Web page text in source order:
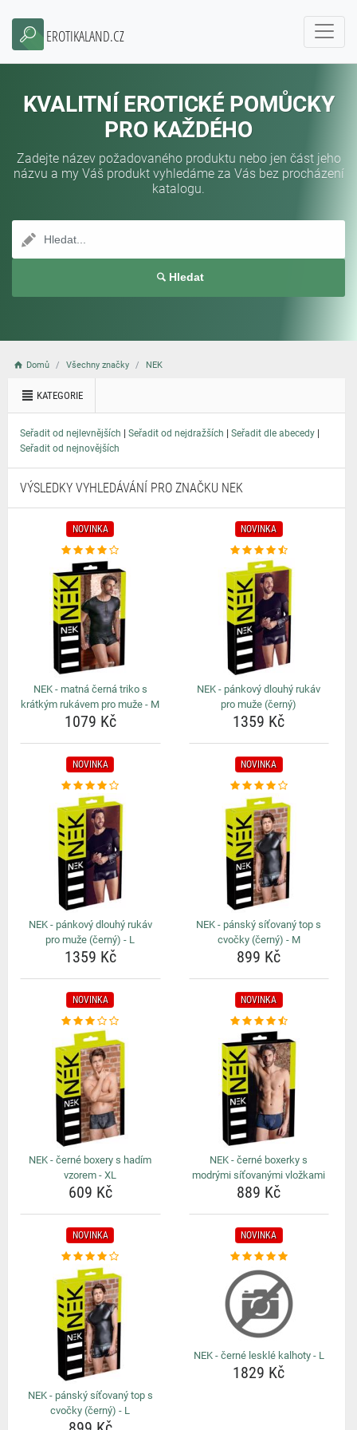
EROTIKALAND.CZ
KVALITNÍ EROTICKÉ POMŮCKY
PRO KAŽDÉHO
Zadejte název požadovaného produktu nebo jen část jeho
názvu a my Váš produkt vyhledáme za Vás bez procházení
katalogu.
Hledat
Domů Všechny značky NEK
KATEGORIE
Seřadit od nejlevnějších | Seřadit od nejdražších | Seřadit dle abecedy |
Seřadit od nejnovějších
VÝSLEDKY VYHLEDÁVÁNÍ PRO ZNAČKU NEK
NOVINKA
NEK - matná černá triko s
krátkým rukávem pro muže - M
1079 Kč
NOVINKA
NEK - pánkový dlouhý rukáv
pro muže (černý)
1359 Kč
NOVINKA
NEK - pánkový dlouhý rukáv
pro muže (černý) - L
1359 Kč
NOVINKA
NEK - pánský síťovaný top s
cvočky (černý) - M
899 Kč
NOVINKA
NEK - černé boxery s hadím
vzorem - XL
609 Kč
NOVINKA
NEK - černé boxerky s
modrými síťovanými vložkami
889 Kč
NOVINKA
NEK - pánský síťovaný top s
cvočky (černý) - L
NOVINKA
NEK - černé lesklé kalhoty - L
1829 Kč